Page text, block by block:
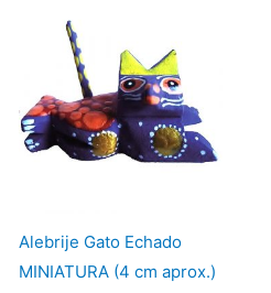
Alebrije Gato Echado
MINIATURA (4 cm aprox.)